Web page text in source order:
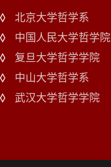
北京大学哲学系
中国人民大学哲学院
复旦大学哲学学院
中山大学哲学系
武汉大学哲学学院